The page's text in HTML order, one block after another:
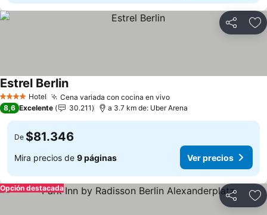
Compartir
4 EstrellasHotel Cena variada con cocina en vivo
Estrel Berlin
8,6 Excelente 30.211 a 3.7 km de: Uber Arena
De $81.346
Mira precios de 9 páginas Ver precios
Compartir
Opción destacada